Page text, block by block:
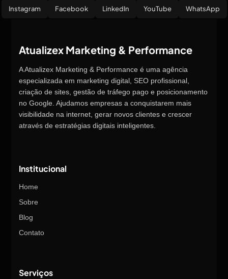
Instagram Facebook LinkedIn YouTube WhatsApp
Atualizex Marketing & Performance
A Atualizex Marketing & Performance é uma agência
especializada em marketing digital, SEO profissional,
criação de sites, gestão de tráfego pago e posicionamento
no Google. Ajudamos empresas a conquistarem mais
visibilidade na internet, gerar novos clientes e crescer
através de estratégias digitais inteligentes.
Institucional
Home
Sobre
Blog
Contato
Serviços